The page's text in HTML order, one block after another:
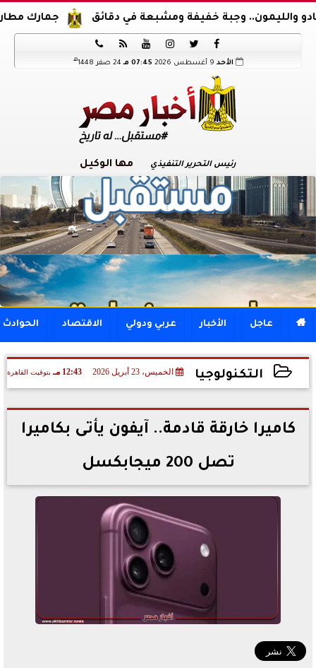
جمارك مطار القاهرة تضبط 3 محاولات تهريب كمية من وجبة خفيفة ومشبعة في دقائق






الأحد 07:45 مـ 24 صفر 1448 هـ
رئيس التحرير التنفيذي مها الوكيل
 عاجل الأخبار عربي ودولي الاقتصاد الحوادث
التكنولوجيا الخميس، 23 أبريل 2026 12:43 مـ بتوقيت القاهرة
2026-04-23 12:43:29
كاميرا خارقة قادمة.. آيفون يأتى بكاميرا
تصل 200 ميجابكسل